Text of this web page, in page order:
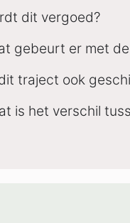
dit vergoed?
gebeurt er met
traject ook
is het verschil